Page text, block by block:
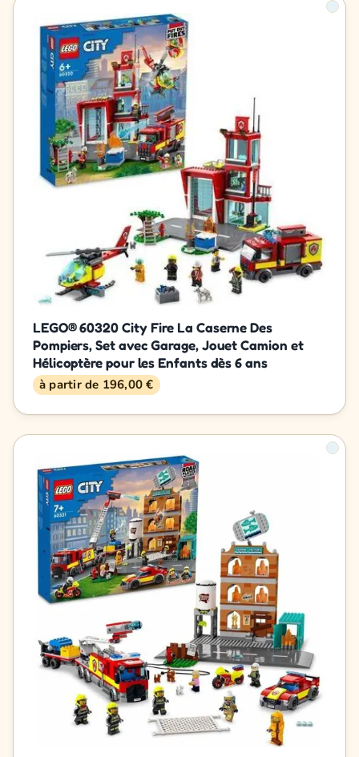
LEGO® 60320 City Fire La Caserne Des
Pompiers, Set avec Garage, Jouet Camion et
Hélicoptère pour les Enfants dès 6 ans
à partir de 196,00 €